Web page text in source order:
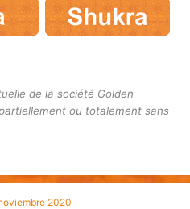
de la société Golden
ou totalement sans
2020